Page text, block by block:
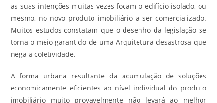
as suas intenções muitas vezes focam o edifício isolado, ou
mesmo, no novo produto imobiliário a ser comercializado.
Muitos estudos constatam que o desenho da legislação se
torna o meio garantido de uma Arquitetura desastrosa que
nega a coletividade.
A forma urbana resultante da acumulação de soluções
economicamente eficientes ao nível individual do produto
imobiliário muito provavelmente não levará ao melhor